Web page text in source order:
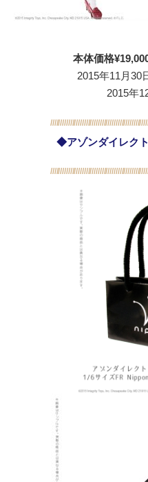
本体価格
2015年11月30
2015年
◆アゾンダイレク